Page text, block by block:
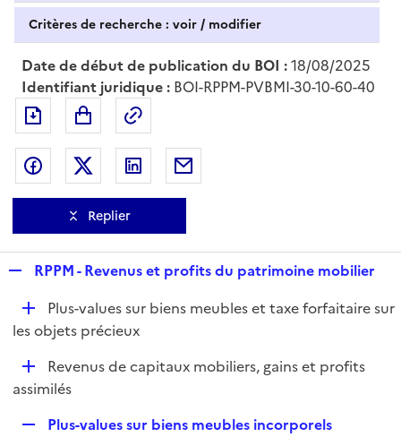
Critères de recherche : voir / modifier
Date de début de publication du BOI :18/08/2025
Identifiant juridique : BOI-RPPM-PVBMI-30-10-60-40
Exporter le document au format pdf
Partager sur Facebook
Partager sur Twitter
Partager sur LinkedIn
Replier
p
l
i
e
r
RPPM - Revenus et profits du patrimoine mobilier
D
é
i
Plus-values sur biens meubles et taxe forfaitaire sur
les objets précieux
D
é
Revenus de capitaux mobiliers, gains et profits
assimilés
Plus-values sur biens meubles incorporels